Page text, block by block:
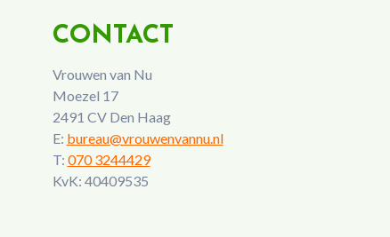
CONTACT
Vrouwen van Nu
Moezel 17
2491 CV Den Haag
E: bureau@vrouwenvannu.nl
T: 070 3244429
KvK: 40409535